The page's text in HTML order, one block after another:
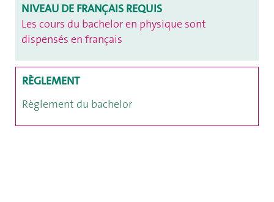
NIVEAU DE FRANÇAIS REQUIS
Les cours du bachelor en physique sont
dispensés en français
RÈGLEMENT
Règlement du bachelor